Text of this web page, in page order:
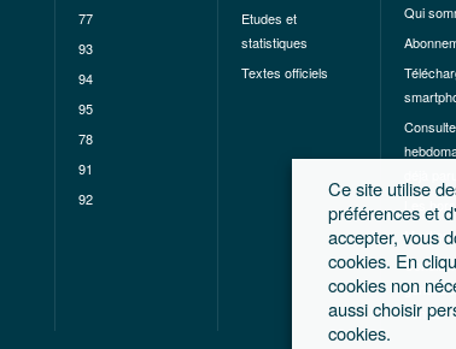
77
93
94
95
78
91
92
Etudes et
statistiques
Textes officiels
Qui
Les
ventes
Ce site utilise
préférences et
accepter, vous
cookies. En
cookies non
aussi choisir
cookies.